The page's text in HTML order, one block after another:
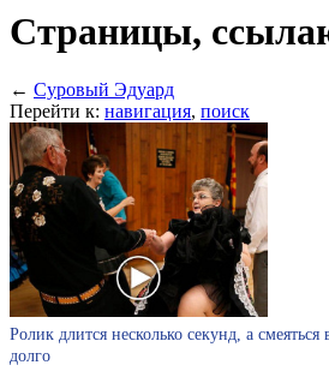
Страницы,
← Суровый Эдуард
Перейти к: навигация, поиск
Ролик длится несколько секунд, а смеяться
долго